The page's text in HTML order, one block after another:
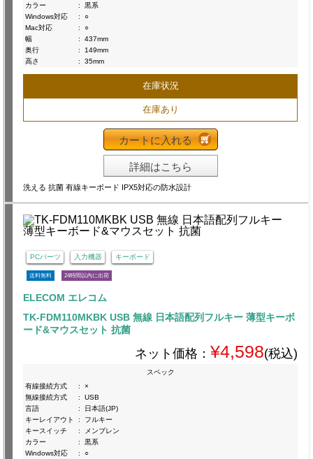
カラー
:
黒系
Windows対応
:
○
Mac対応
:
○
幅
:
437mm
奥行
:
149mm
高さ
: 35mm
在庫状況
在庫あり
カートに入れる
詳細はこちら
洗える 抗菌 有線キーボード IPX5対応の防水設計
PCパーツ 入力機器 キーボード
送料無料 24時間以内に出荷
ELECOM エレコム
TK-FDM110MKBK USB 無線 日本語配列フルキー 薄型キーボ
ード&マウスセット 抗菌
ネット価格： ¥4,598(税込)
スペック
有線接続方式
:
×
無線接続方式
:
USB
言語
:
日本語(JP)
キーレイアウト
:
フルキー
キースイッチ
:
メンブレン
カラー
:
黒系
Windows対応
:
○